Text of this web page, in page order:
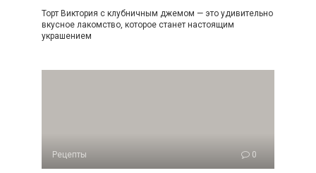
Торт Виктория с клубничным джемом — это удивительно
вкусное лакомство, которое станет настоящим
украшением
Рецепты 0